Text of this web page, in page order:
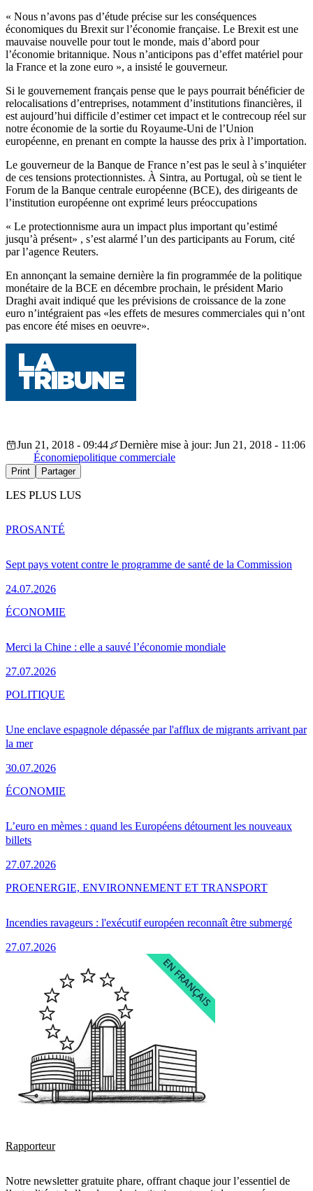
« Nous n’avons pas d’étude précise sur les conséquences
économiques du Brexit sur l’économie française. Le Brexit est une
mauvaise nouvelle pour tout le monde, mais d’abord pour
l’économie britannique. Nous n’anticipons pas d’effet matériel pour
la France et la zone euro », a insisté le gouverneur.
Si le gouvernement français pense que le pays pourrait bénéficier de
relocalisations d’entreprises, notamment d’institutions financières, il
est aujourd’hui difficile d’estimer cet impact et le contrecoup réel sur
notre économie de la sortie du Royaume-Uni de l’Union
européenne, en prenant en compte la hausse des prix à l’importation.
Le gouverneur de la Banque de France n’est pas le seul à s’inquiéter
de ces tensions protectionnistes. À Sintra, au Portugal, où se tient le
Forum de la Banque centrale européenne (BCE), des dirigeants de
l’institution européenne ont exprimé leurs préoccupations
« Le protectionnisme aura un impact plus important qu’estimé
jusqu’à présent» , s’est alarmé l’un des participants au Forum, cité
par l’agence Reuters.
En annonçant la semaine dernière la fin programmée de la politique
monétaire de la BCE en décembre prochain, le président Mario
Draghi avait indiqué que les prévisions de croissance de la zone
euro n’intégraient pas «les effets de mesures commerciales qui n’ont
pas encore été mises en oeuvre».
Jun 21, 2018 - 09:44
Dernière mise à jour: Jun 21, 2018 - 11:06
Économiepolitique commerciale
Print Partager
LES PLUS LUS
Sept pays votent contre le programme de santé de la Commission
24.07.2026
PROSANTÉ
Merci la Chine : elle a sauvé l’économie mondiale
27.07.2026
ÉCONOMIE
Une enclave espagnole dépassée par l'afflux de migrants arrivant par
la mer
30.07.2026
POLITIQUE
L’euro en mèmes : quand les Européens détournent les nouveaux
billets
27.07.2026
ÉCONOMIE
Incendies ravageurs : l'exécutif européen reconnaît être submergé
27.07.2026
PROENERGIE, ENVIRONNEMENT ET TRANSPORT
Rapporteur
Notre newsletter gratuite phare, offrant chaque jour l’essentiel de